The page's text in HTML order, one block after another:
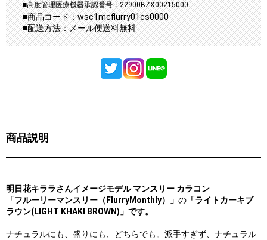
■高度管理医療機器承認番号：22900BZX00215000
■商品コード：wsc1mcflurry01cs0000
■配送方法：メール便送料無料
商品説明
明日花キララさんイメージモデル マンスリー カラコン
「フルーリーマンスリー（FlurryMonthly）」 の 「ライトカーキブ
ラウン(LIGHT KHAKI BROWN)」です。
ナチュラルにも、盛りにも、どちらでも。派手すぎず、ナチュラル